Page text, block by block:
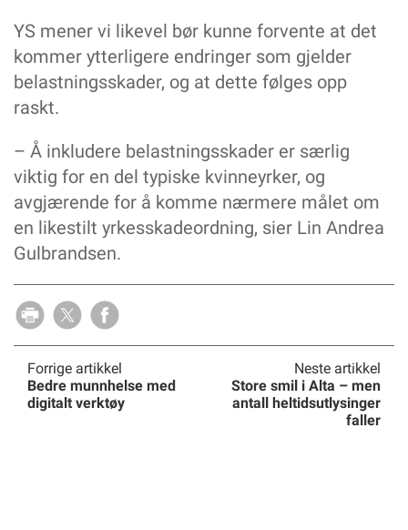
YS mener vi likevel bør kunne forvente at det
kommer ytterligere endringer som gjelder
belastningsskader, og at dette følges opp
raskt.
– Å inkludere belastningsskader er særlig
viktig for en del typiske kvinneyrker, og
avgjærende for å komme nærmere målet om
en likestilt yrkesskadeordning, sier Lin Andrea
Gulbrandsen.
Forrige artikkel
Bedre munnhelse med
digitalt verktøy
Neste artikkel
Store smil i Alta – men
antall heltidsutlysinger
faller